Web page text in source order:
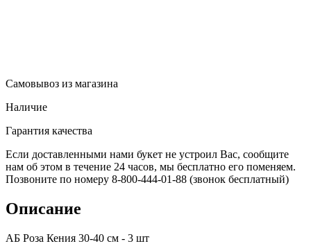
Самовывоз из магазина
Наличие
Гарантия качества
Если доставленными нами букет не устроил Вас, сообщите
нам об этом в течение 24 часов, мы бесплатно его поменяем.
Позвоните по номеру 8-800-444-01-88 (звонок бесплатный)
Описание
АБ Роза Кения 30-40 см - 3 шт